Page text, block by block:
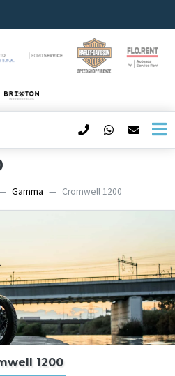
Gamma Cromwell 1200
1200